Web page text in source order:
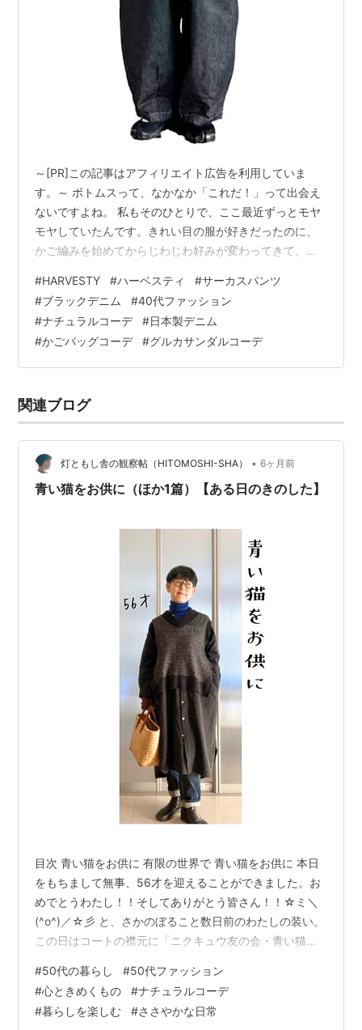
～[PR]この記事はアフィリエイト広告を利用していま
す。～ ボトムスって、なかなか「これだ！」って出会え
ないですよね。 私もそのひとりで、ここ最近ずっとモヤ
モヤしていたんです。きれい目の服が好きだったのに、
かご編みを始めてからじわじわ好みが変わってきて。気
っていました。 でも40代。プチプラだけで揃えるのも、
なんとなく「手を抜いてる感」が出てしまって。 ボトム
スだけは、本当に気に入ったものを選びたい。そう思っ
て探していたら出会ったのが、HARVESTY（ハーベステ
ィ）のブラックデニム サーカスパンツでした。 気になり
#HARVESTY #ハーベスティ #サーカスパンツ
#ブラックデニム #40代ファッション
#ナチュラルコーデ #日本製デニム
#かごバッグコーデ #グルカサンダルコーデ
関連ブログ
灯ともし舎の観察帖（HITOMOSHI-SHA） • 6ヶ月前
青い猫をお供に（ほか1篇）【ある日のきのした】
目次 青い猫をお供に 有限の世界で 青い猫をお供に 本日
をもちまして無事、56才を迎えることができました。お
めでとうわたし！！そしてありがとう皆さん！！☆ミ＼
(^o^)／☆彡 と、さかのぼること数日前のわたしの装い。
この日はコートの襟元に「ニクキュウ友の会・青い猫」
製のチェスト、その引き出しを開けたときに見つけたブ
ローチ。そんな雰囲気をイメージして作りました。 かす
れ具合が味わい深い足跡型のビーズ、その下に揺れるシ
#50代の暮らし #50代ファッション
#心ときめくもの #ナチュラルコーデ
#暮らしを楽しむ #ささやかな日常